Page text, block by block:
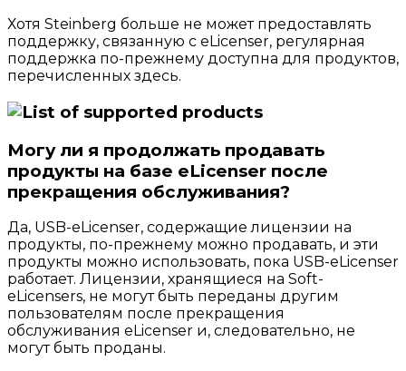
Хотя Steinberg больше не может предоставлять
поддержку, связанную с eLicenser, регулярная
поддержка по-прежнему доступна для продуктов,
перечисленных здесь.
Могу ли я продолжать продавать
продукты на базе eLicenser после
прекращения обслуживания?
Да, USB-eLicenser, содержащие лицензии на
продукты, по-прежнему можно продавать, и эти
продукты можно использовать, пока USB-eLicenser
работает. Лицензии, хранящиеся на Soft-
eLicensers, не могут быть переданы другим
пользователям после прекращения
обслуживания eLicenser и, следовательно, не
могут быть проданы.